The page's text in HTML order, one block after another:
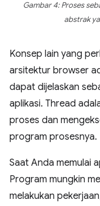
Gambar 4: Proses
abstrak
Konsep lain yang
arsitektur browser
dapat dijelaskan
aplikasi. Thread
proses dan
program prosesnya.
Saat Anda memulai
Program mungkin
melakukan